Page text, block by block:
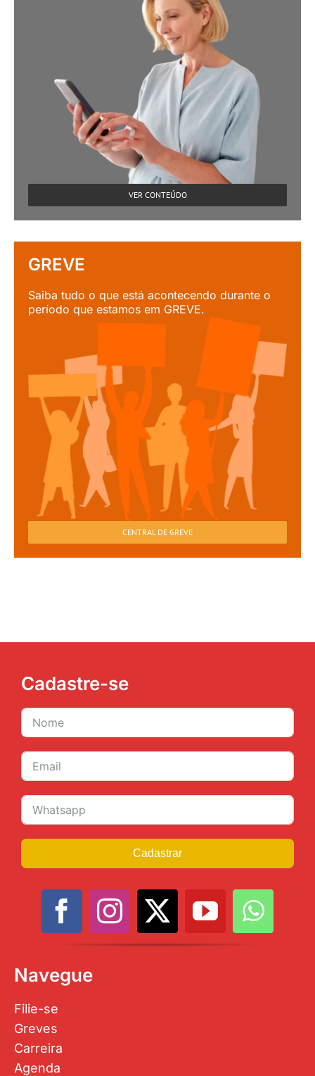
VER CONTEÚDO
GREVE
Saiba tudo o que está acontecendo durante o
período que estamos em GREVE.
CENTRAL DE GREVE
Cadastre-se
Cadastrar
Navegue
Filie-se
Greves
Carreira
Agenda